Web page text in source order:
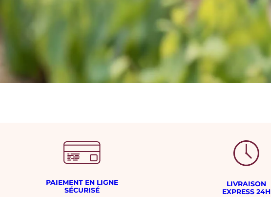
PAIEMENT EN LIGNE
SÉCURISÉ
LIVRAISON
EXPRESS 24H